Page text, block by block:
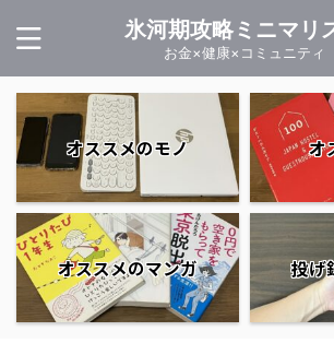
氷河期攻略ミニマリ
お金×健康×コミュニティ
オススメのモノ オ
オススメのマンガ 投げ